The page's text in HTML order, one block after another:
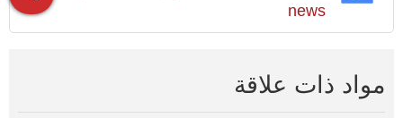
news
مواد ذات علاقة